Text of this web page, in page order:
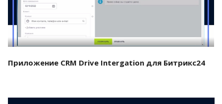
Приложение CRM Drive Intergation для Битрикс24